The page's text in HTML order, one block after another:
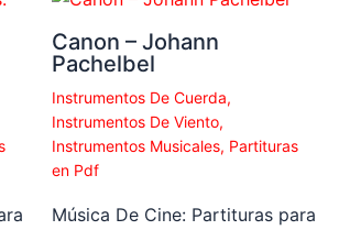
Canon – Johann
Pachelbel
Instrumentos De Cuerda,
Instrumentos De Viento,
Instrumentos Musicales, Partituras
en Pdf
Música De Cine: Partituras para